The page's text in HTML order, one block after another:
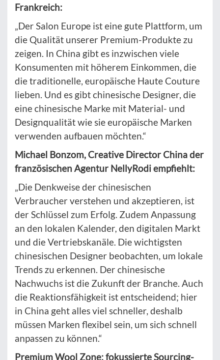
Frankreich:
„Der Salon Europe ist eine gute Plattform, um
die Qualität unserer Premium-Produkte zu
zeigen. In China gibt es inzwischen viele
Konsumenten mit höherem Einkommen, die
die traditionelle, europäische Haute Couture
lieben. Und es gibt chinesische Designer, die
eine chinesische Marke mit Material- und
Designqualität wie sie europäische Marken
verwenden aufbauen möchten.“
Michael Bonzom, Creative Director China der
französischen Agentur NellyRodi empfiehlt:
„Die Denkweise der chinesischen
Verbraucher verstehen und akzeptieren, ist
der Schlüssel zum Erfolg. Zudem Anpassung
an den lokalen Kalender, den digitalen Markt
und die Vertriebskanäle. Die wichtigsten
chinesischen Designer beobachten, um lokale
Trends zu erkennen. Der chinesische
Nachwuchs ist die Zukunft der Branche. Auch
die Reaktionsfähigkeit ist entscheidend; hier
in China geht alles viel schneller, deshalb
müssen Marken flexibel sein, um sich schnell
anpassen zu können.“
Premium Wool Zone: fokussierte Sourcing-